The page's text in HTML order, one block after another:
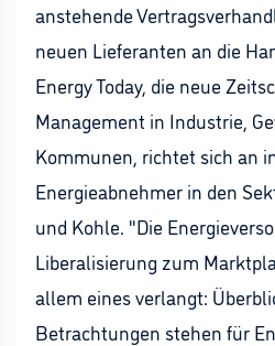
anstehende
neuen Lieferanten an die
Energy Today, die neue
Management in Industrie,
Kommunen, richtet sich an
Energieabnehmer in den
und Kohle. "Die
Liberalisierung zum
allem eines verlangt:
Betrachtungen stehen für